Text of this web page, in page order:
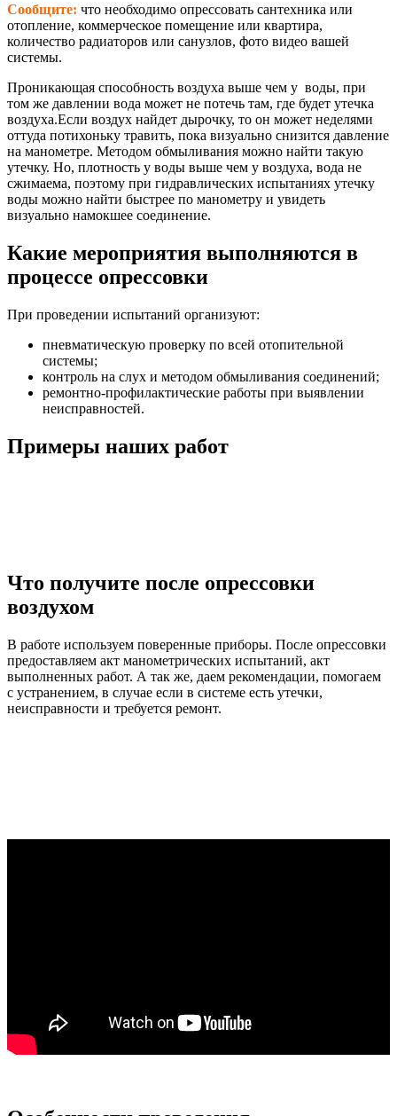
Сообщите: что необходимо опрессовать сантехника или
отопление, коммерческое помещение или квартира,
количество радиаторов или санузлов, фото видео вашей
системы.
Проникающая способность воздуха выше чем у воды, при
том же давлении вода может не потечь там, где будет утечка
воздуха.Если воздух найдет дырочку, то он может неделями
оттуда потихоньку травить, пока визуально снизится давление
на манометре. Методом обмыливания можно найти такую
утечку. Но, плотность у воды выше чем у воздуха, вода не
сжимаема, поэтому при гидравлических испытаниях утечку
воды можно найти быстрее по манометру и увидеть
визуально намокшее соединение.
Какие мероприятия выполняются в
процессе опрессовки
При проведении испытаний организуют:
пневматическую проверку по всей отопительной
системы;
контроль на слух и методом обмыливания соединений;
ремонтно-профилактические работы при выявлении
неисправностей.
Примеры наших работ
Что получите после опрессовки
воздухом
В работе используем поверенные приборы. После опрессовки
предоставляем акт манометрических испытаний, акт
выполненных работ. А так же, даем рекомендации, помогаем
с устранением, в случае если в системе есть утечки,
неисправности и требуется ремонт.